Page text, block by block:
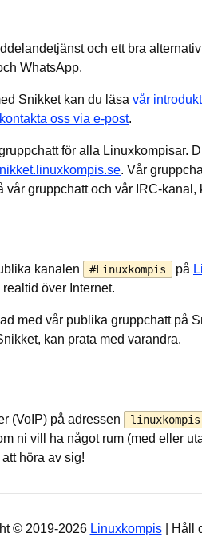
och ett bra
WhatsApp.
Snikket kan du läsa vår
kontakta oss via e-post.
för alla Linuxkompisar.
. Vår
vår gruppchatt och vår IRC-kanal,
kanalen #Linuxkompis på
över Internet.
med vår publika gruppchatt på
kan prata med varandra.
(VoIP) på adressen
ni vill ha något rum (med eller
höra av sig!
© 2019-2026 Linuxkompis| Håll